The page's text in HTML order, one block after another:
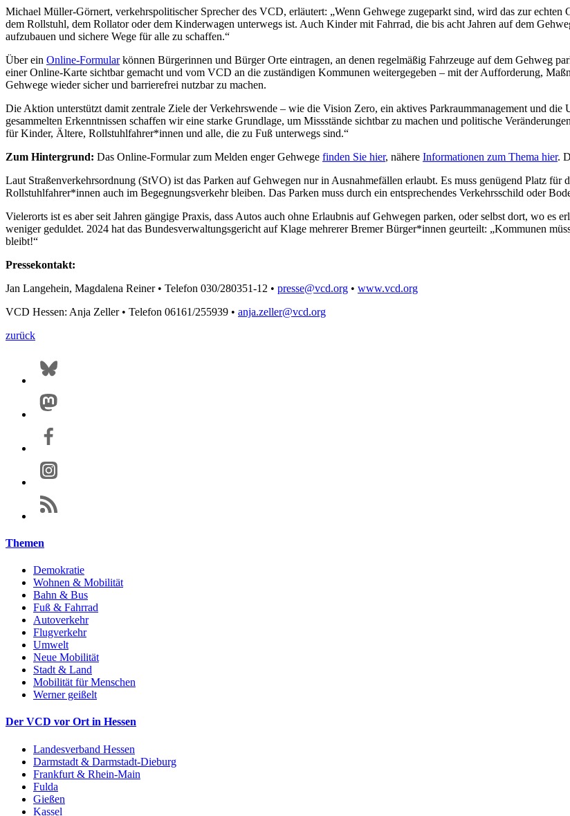
Michael Müller-Görnert, verkehrspolitischer Sprecher des VCD, erläutert: „Wenn Gehwege zugeparkt sind, wird das zur echten
dem Rollstuhl, dem Rollator oder dem Kinderwagen unterwegs ist. Auch Kinder mit Fahrrad, die bis acht Jahren auf dem
aufzubauen und sichere Wege für alle zu schaffen.“
Über ein Online-Formularkönnen Bürgerinnen und Bürger Orte eintragen, an denen regelmäßig Fahrzeuge auf dem Gehweg
einer Online-Karte sichtbar gemacht und vom VCD an die zuständigen Kommunen weitergegeben – mit der Aufforderung,
Gehwege wieder sicher und barrierefrei nutzbar zu machen.
Die Aktion unterstützt damit zentrale Ziele der Verkehrswende – wie die Vision Zero, ein aktives Parkraummanagement und
gesammelten Erkenntnissen schaffen wir eine starke Grundlage, um Missstände sichtbar zu machen und politische
für Kinder, Ältere, Rollstuhlfahrer*innen und alle, die zu Fuß unterwegs sind.“
Zum Hintergrund: Das Online-Formular zum Melden enger Gehwege finden Sie hier, nähere Informationen zum Thema hier.
Laut Straßenverkehrsordnung (StVO) ist das Parken auf Gehwegen nur in Ausnahmefällen erlaubt. Es muss genügend Platz
Rollstuhlfahrer*innen auch im Begegnungsverkehr bleiben. Das Parken muss durch ein entsprechendes Verkehrsschild oder
Vielerorts ist es aber seit Jahren gängige Praxis, dass Autos auch ohne Erlaubnis auf Gehwegen parken, oder selbst dort, wo
weniger geduldet. 2024 hat das Bundesverwaltungsgericht auf Klage mehrerer Bremer Bürger*innen geurteilt: „Kommunen
bleibt!“
Pressekontakt:
Jan Langehein, Magdalena Reiner • Telefon 030/280351-12 • presse@vcd.org • www.vcd.org
VCD Hessen: Anja Zeller • Telefon 06161/255939 • anja.zeller@vcd.org
zurück
Themen
Demokratie
Wohnen & Mobilität
Bahn & Bus
Fuß & Fahrrad
Autoverkehr
Flugverkehr
Umwelt
Neue Mobilität
Stadt & Land
Mobilität für Menschen
Werner geißelt
Der VCD vor Ort in Hessen
Landesverband Hessen
Darmstadt & Darmstadt-Dieburg
Frankfurt & Rhein-Main
Fulda
Gießen
Kassel